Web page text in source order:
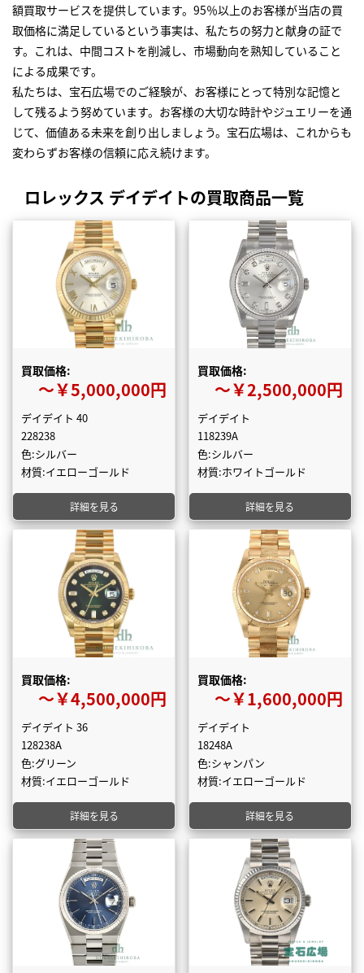
額買取サービスを提供しています。95％以上のお客様が当店の買
取価格に満足しているという事実は、私たちの努力と献身の証で
す。これは、中間コストを削減し、市場動向を熟知していること
による成果です。
私たちは、宝石広場でのご経験が、お客様にとって特別な記憶と
して残るよう努めています。お客様の大切な時計やジュエリーを通
じて、価値ある未来を創り出しましょう。宝石広場は、これからも
変わらずお客様の信頼に応え続けます。
ロレックス デイデイトの買取商品一覧
買取価格:
〜￥5,000,000円
デイデイト 40
228238
色:シルバー
材質:イエローゴールド
詳細を見る
買取価格:
〜￥2,500,000円
デイデイト
118239A
色:シルバー
材質:ホワイトゴールド
詳細を見る
買取価格:
〜￥4,500,000円
デイデイト 36
128238A
色:グリーン
材質:イエローゴールド
詳細を見る
買取価格:
〜￥1,600,000円
デイデイト
18248A
色:シャンパン
材質:イエローゴールド
詳細を見る